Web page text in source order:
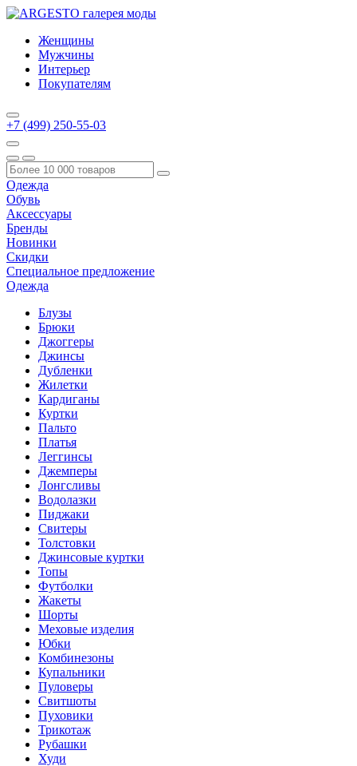
Женщины
Мужчины
Интерьер
Покупателям
+7 (499) 250-55-03
Одежда
Обувь
Аксессуары
Бренды
Новинки
Скидки
Специальное предложение
Одежда
Блузы
Брюки
Джоггеры
Джинсы
Дубленки
Жилетки
Кардиганы
Куртки
Пальто
Платья
Леггинсы
Джемперы
Лонгсливы
Водолазки
Пиджаки
Свитеры
Толстовки
Джинсовые куртки
Топы
Футболки
Жакеты
Шорты
Меховые изделия
Юбки
Комбинезоны
Купальники
Пуловеры
Свитшоты
Пуховики
Трикотаж
Рубашки
Худи